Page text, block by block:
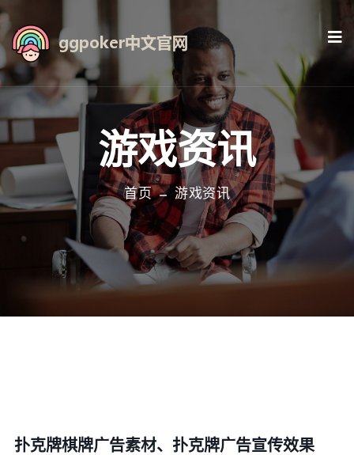
游戏资讯
首页 游戏资讯
扑克牌棋牌广告素材、扑克牌广告宣传效果